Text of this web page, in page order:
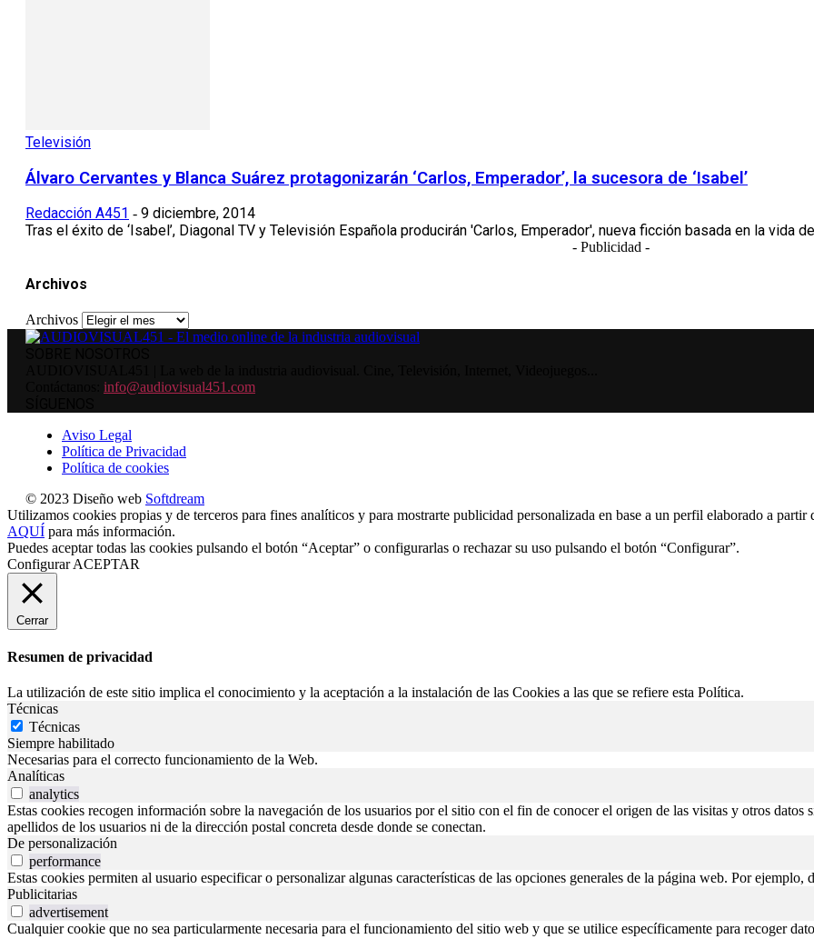
Televisión
Álvaro Cervantes y Blanca Suárez protagonizarán ‘Carlos, Emperador’, la sucesora de ‘Isabel’
Redacción A451 - 9 diciembre, 2014
Tras el éxito de ‘Isabel’, Diagonal TV y Televisión Española producirán 'Carlos, Emperador', nueva ficción basada en la vida
- Publicidad -
Archivos
Archivos
info@audiovisual451.com
Aviso Legal
Política de Privacidad
Política de cookies
© 2023 Diseño web Softdream
Utilizamos cookies propias y de terceros para fines analíticos y para mostrarte publicidad personalizada en base a un perfil elaborado a
AQUÍ para más información.
Puedes aceptar todas las cookies pulsando el botón “Aceptar” o configurarlas o rechazar su uso pulsando el botón “Configurar”.
Configurar ACEPTAR
Cerrar
Resumen de privacidad
La utilización de este sitio implica el conocimiento y la aceptación a la instalación de las Cookies a las que se refiere esta Política.
Técnicas
Técnicas
Siempre habilitado
Necesarias para el correcto funcionamiento de la Web.
Analíticas
analytics
Estas cookies recogen información sobre la navegación de los usuarios por el sitio con el fin de conocer el origen de las visitas y otros
apellidos de los usuarios ni de la dirección postal concreta desde donde se conectan.
De personalización
performance
Estas cookies permiten al usuario especificar o personalizar algunas características de las opciones generales de la página web. Por
Publicitarias
advertisement
Cualquier cookie que no sea particularmente necesaria para el funcionamiento del sitio web y que se utilice específicamente para recoger